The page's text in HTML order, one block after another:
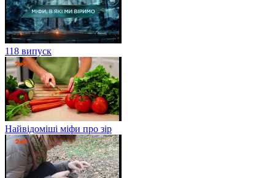
118 випуск
Найвідоміші міфи про зір